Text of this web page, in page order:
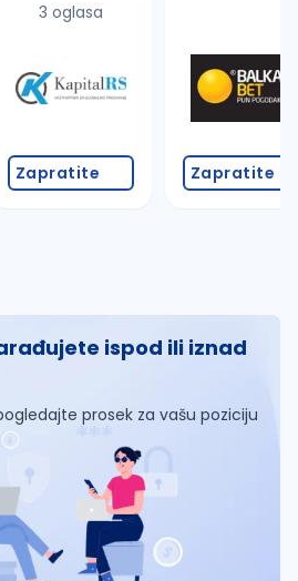
3 oglasa
Zapratite Zapratite
ispod ili iznad
prosek za vašu poziciju